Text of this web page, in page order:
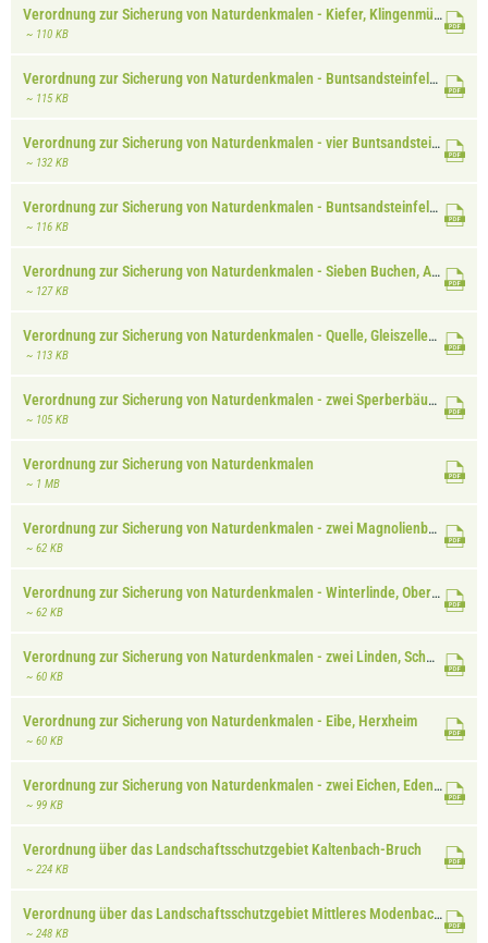
Verordnung zur Sicherung von Naturdenkmalen - Kiefer, Klingenmünster
~ 110 KB
Verordnung zur Sicherung von Naturdenkmalen - Buntsandsteinfelsen, Waldhambach
~ 115 KB
Verordnung zur Sicherung von Naturdenkmalen - vier Buntsandsteinfelsen, Waldrohrbach
~ 132 KB
Verordnung zur Sicherung von Naturdenkmalen - Buntsandsteinfelsen, Stein
~ 116 KB
Verordnung zur Sicherung von Naturdenkmalen - Sieben Buchen, Asselstein, Annweiler
~ 127 KB
Verordnung zur Sicherung von Naturdenkmalen - Quelle, Gleiszellen-Gleishorbach
~ 113 KB
Verordnung zur Sicherung von Naturdenkmalen - zwei Sperberbäume, Klingenmünster
~ 105 KB
Verordnung zur Sicherung von Naturdenkmalen
~ 1 MB
Verordnung zur Sicherung von Naturdenkmalen - zwei Magnolienbäume, Bad Bergzabern
~ 62 KB
Verordnung zur Sicherung von Naturdenkmalen - Winterlinde, Oberhausen
~ 62 KB
Verordnung zur Sicherung von Naturdenkmalen - zwei Linden, Schweigen
~ 60 KB
Verordnung zur Sicherung von Naturdenkmalen - Eibe, Herxheim
~ 60 KB
Verordnung zur Sicherung von Naturdenkmalen - zwei Eichen, Edenkoben
~ 99 KB
Verordnung über das Landschaftsschutzgebiet Kaltenbach-Bruch
~ 224 KB
Verordnung über das Landschaftsschutzgebiet Mittleres Modenbachtal
~ 248 KB